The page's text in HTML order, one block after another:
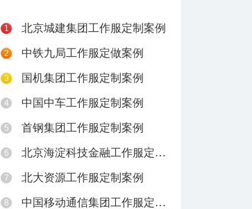
1 北京城建集团工作服定制案例
2 中铁九局工作服定做案例
3 国机集团工作服定制案例
4 中国中车工作服定制案例
5 首钢集团工作服定制案例
6 北京海淀科技金融工作服定制案例
7 北大资源工作服定制案例
8 中国移动通信集团工作服定制案例